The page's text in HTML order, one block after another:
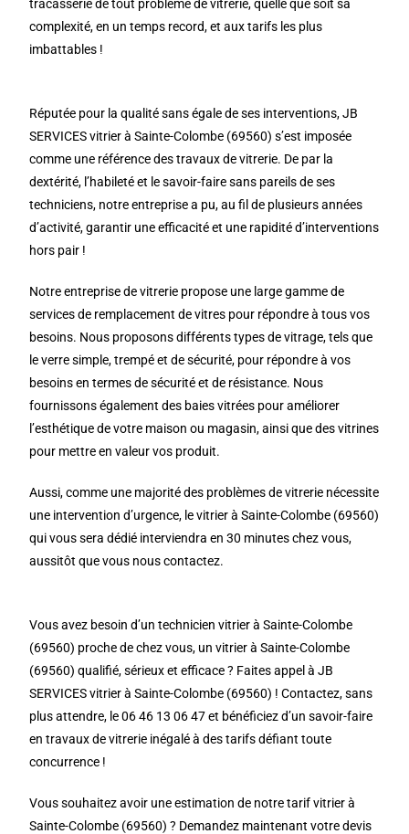
tracasserie de tout problème de vitrerie, quelle que soit sa
complexité, en un temps record, et aux tarifs les plus
imbattables !
Réputée pour la qualité sans égale de ses interventions, JB
SERVICES vitrier à Sainte-Colombe (69560) s’est imposée
comme une référence des travaux de vitrerie. De par la
dextérité, l’habileté et le savoir-faire sans pareils de ses
techniciens, notre entreprise a pu, au fil de plusieurs années
d’activité, garantir une efficacité et une rapidité d’interventions
hors pair !
Notre entreprise de vitrerie propose une large gamme de
services de remplacement de vitres pour répondre à tous vos
besoins. Nous proposons différents types de vitrage, tels que
le verre simple, trempé et de sécurité, pour répondre à vos
besoins en termes de sécurité et de résistance. Nous
fournissons également des baies vitrées pour améliorer
l’esthétique de votre maison ou magasin, ainsi que des vitrines
pour mettre en valeur vos produit.
Aussi, comme une majorité des problèmes de vitrerie nécessite
une intervention d’urgence, le vitrier à Sainte-Colombe (69560)
qui vous sera dédié interviendra en 30 minutes chez vous,
aussitôt que vous nous contactez.
Vous avez besoin d’un technicien vitrier à Sainte-Colombe
(69560) proche de chez vous, un vitrier à Sainte-Colombe
(69560) qualifié, sérieux et efficace ? Faites appel à JB
SERVICES vitrier à Sainte-Colombe (69560) ! Contactez, sans
plus attendre, le 06 46 13 06 47 et bénéficiez d’un savoir-faire
en travaux de vitrerie inégalé à des tarifs défiant toute
concurrence !
Vous souhaitez avoir une estimation de notre tarif vitrier à
Sainte-Colombe (69560) ? Demandez maintenant votre devis